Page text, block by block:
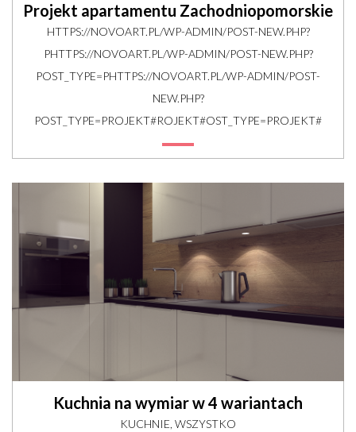
Projekt apartamentu Zachodniopomorskie
HTTPS://NOVOART.PL/WP-ADMIN/POST-NEW.PHP?
PHTTPS://NOVOART.PL/WP-ADMIN/POST-NEW.PHP?
POST_TYPE=PHTTPS://NOVOART.PL/WP-ADMIN/POST-
NEW.PHP?
POST_TYPE=PROJEKT#ROJEKT#OST_TYPE=PROJEKT#
Kuchnia na wymiar w 4 wariantach
KUCHNIE, WSZYSTKO